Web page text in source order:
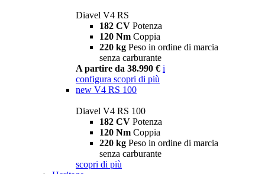
Diavel V4 RS
182 CV Potenza
120 Nm Coppia
220 kg Peso in ordine di marcia
senza carburante
A partire da 38.990 € i
configura scopri di più
new V4 RS 100
Diavel V4 RS 100
182 CV Potenza
120 Nm Coppia
220 kg Peso in ordine di marcia
senza carburante
scopri di più